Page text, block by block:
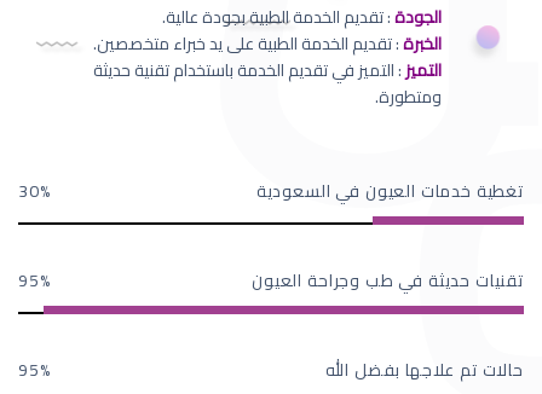
الجودة: تقديم الخدمة الطبية بجودة عالية.
الخبرة: تقديم الخدمة الطبية على يد خبراء متخصصين.
التميز: التميز في تقديم الخدمة باستخدام تقنية حديثة
ومتطورة.
تغطية خدمات العيون في السعودية 30
تقنيات حديثة في طب وجراحة العيون 95
حالات تم علاجها بفضل الله 95